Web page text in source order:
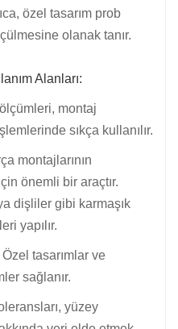
özel tasarım prob
olanak tanır.
Alanları:
montaj
sıkça kullanılır.
montajlarının
önemli bir araçtır.
dişliler gibi karmaşık
yapılır.
Özel tasarımlar ve
sağlanır.
yüzey